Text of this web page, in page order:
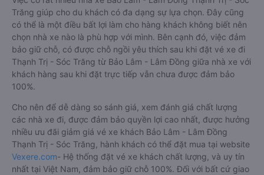
Trăng giúp cho du khách có đa dạng sự lựa chọn. Đây cũng
có thể là một điều bất lợi làm cho hàng khách không biết nên
chọn nhà xe nào là phù hợp với mình. Bên cạnh đó, việc đảm
bảo giữ chỗ, có được chỗ ngồi yêu thích sau khi đặt vé xe đi
Thạnh Trị - Sóc Trăng từ Bảo Lâm - Lâm Đồng giữa nhà xe với
khách hàng sau khi đặt trực tiếp vẫn chưa được đảm bảo
100%.
Cho nên để dễ dàng so sánh giá, xem đánh giá chất lượng
các nhà xe đi, được đảm bảo quyền lợi cao nhất, được hưởng
nhiều ưu đãi giảm giá vé xe khách Bảo Lâm - Lâm Đồng
Thạnh Trị - Sóc Trăng, hành khách có thể đặt mua tại website
Vexere.com- Hệ thống đặt vé xe khách chất lượng, và uy tín
nhất tại Việt Nam, đảm bảo giữ chỗ 100%. Đối với bất cứ giao